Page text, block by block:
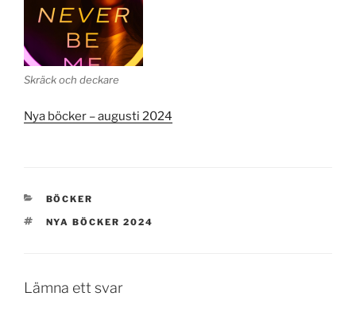
Skräck och deckare
Nya böcker – augusti 2024
KATEGORIER
BÖCKER
TAGGAR
NYA BÖCKER 2024
Lämna ett svar